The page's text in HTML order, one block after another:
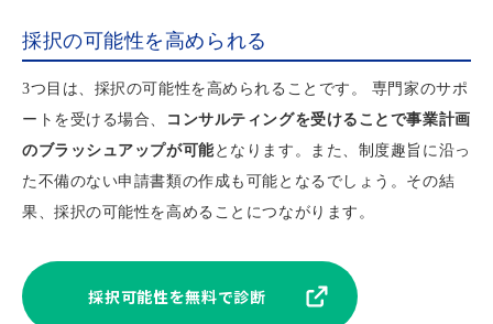
採択の可能性を高められる
3つ目は、採択の可能性を高められることです。 専門家のサポ
ートを受ける場合、
コンサルティングを受けることで事業計画
のブラッシュアップが可能となります。また、制度趣旨に沿っ
た不備のない申請書類の作成も可能となるでしょう。その結
果、採択の可能性を高めることにつながります。
採択可能性を無料で診断